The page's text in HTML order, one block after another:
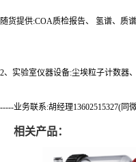
随货提供:COA质检报告、 氢谱、质
2、实验室仪器设备:尘埃粒子计数器
-----业务联系:胡经理13602515327(同
相关产品：